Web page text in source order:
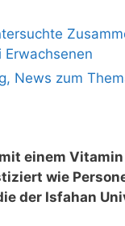
Erwachsenen
News zum
einem
wie
der Isfahan